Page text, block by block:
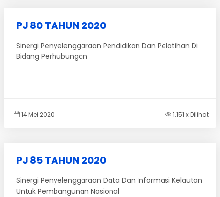
PJ 80 TAHUN 2020
Sinergi Penyelenggaraan Pendidikan Dan Pelatihan Di
Bidang Perhubungan
14 Mei 2020 1.151 x Dilihat
PJ 85 TAHUN 2020
Sinergi Penyelenggaraan Data Dan Informasi Kelautan
Untuk Pembangunan Nasional